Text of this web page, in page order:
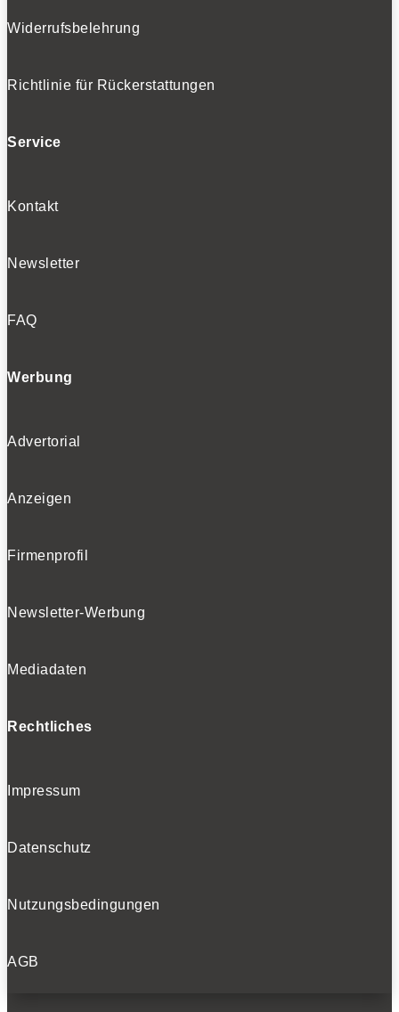
Widerrufsbelehrung
Richtlinie für Rückerstattungen
Service
Kontakt
Newsletter
FAQ
Werbung
Advertorial
Anzeigen
Firmenprofil
Newsletter-Werbung
Mediadaten
Rechtliches
Impressum
Datenschutz
Nutzungsbedingungen
AGB